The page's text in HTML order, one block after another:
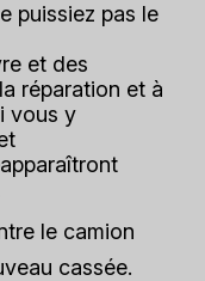
puissiez pas le
et des
réparation et à
vous y
le camion
cassée.